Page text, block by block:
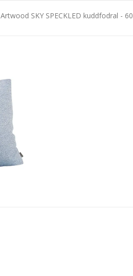
Artwood SKY SPECKLED kuddfodral -